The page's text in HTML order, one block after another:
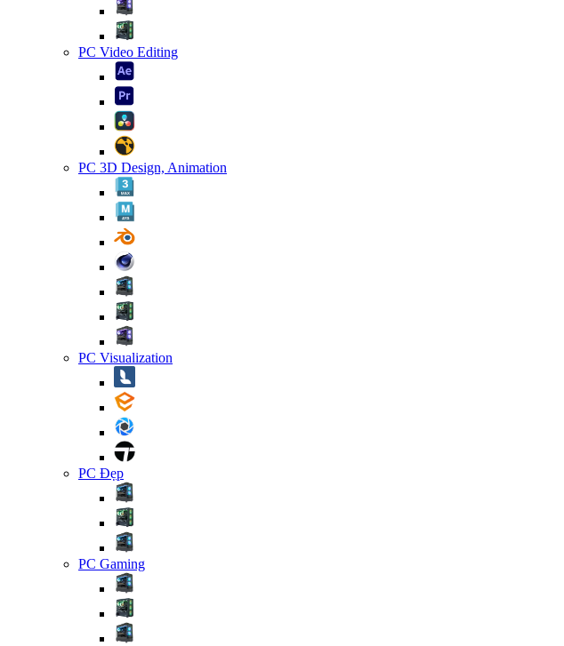
PC Video Editing
PC 3D Design, Animation
PC Visualization
PC Đẹp
PC Gaming